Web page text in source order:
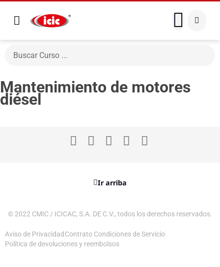
Mantenimiento de motores
diésel
Ir arriba
© 2022 CMIC / ICICAC, S.A. DE C.V., todos los derechos reservados.
Aviso de Privacidad Contrato Condiciones de Servicio
Política de devoluciones y reembolsos